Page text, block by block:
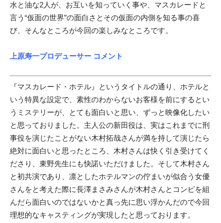
水と油な2人が、お互いを知っていく事や、マスカレードと
言う“仮面の世界”の面白さとその仮面の内側を知る事の喜
び、そんなところが今回の楽しみなところです。
上原寿一プロデューサー コメント
『マスカレード・ホテル』というタイトルの通り、ホテルと
いう特異な設定で、素性のわからないお客様を前にするとい
うミステリーが、とても面白いと思い、ずっと映像化したい
と思っておりました。主人公の新田役は、実はこれまでに刑
事役を演じたことがない木村拓哉さんが満を持して演じたら
絶対に面白いと思ったところ、木村さんは快く引き受けてく
ださり、東野先生にも快諾いただけました。そして木村さん
と初共演であり、凛としたホテルマンの佇まいが似合う女優
さんをと考えた際に長澤まさみさんが木村さんとコンビを組
んだら面白いのではないかと真っ先に思い浮かんだので今回
理想的なキャスティングが実現したと思っております。